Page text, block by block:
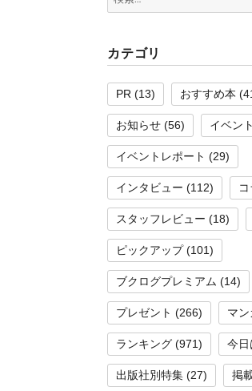
索:
カテゴリ
PR (13) おすすめ本
お知らせ (56) イベント
イベントレポート (29)
インタビュー (112)
スタッフレビュー (18)
ピックアップ(101)
ブクログプレミアム (14)
プレゼント (266) マン
ランキング (971) 今日
出版社別特集 (27) 掲